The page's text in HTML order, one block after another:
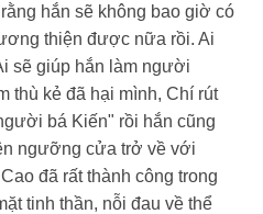
hắn sẽ không bao giờ có
thiện được nữa rồi. Ai
sẽ giúp hắn làm người
thù kẻ đã hại mình, Chí rút
bá Kiến" rồi hắn cũng
ngưỡng cửa trở về với
đã rất thành công trong
tinh thần, nỗi đau về thể